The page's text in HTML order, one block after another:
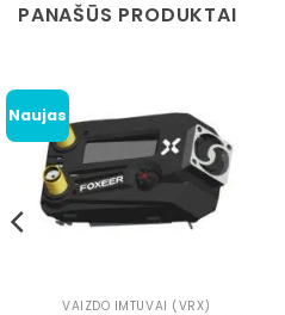
PANAŠŪS PRODUKTAI
Naujas
VAIZDO IMTUVAI (VRX)